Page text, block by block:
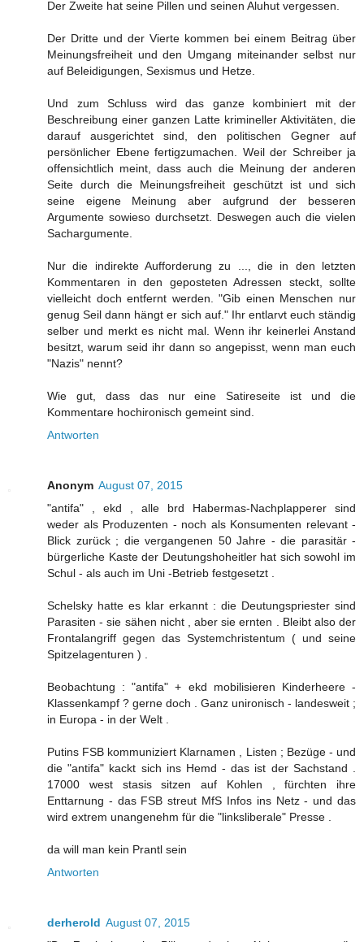
Der Zweite hat seine Pillen und seinen Aluhut vergessen.
Der Dritte und der Vierte kommen bei einem Beitrag über
Meinungsfreiheit und den Umgang miteinander selbst nur
auf Beleidigungen, Sexismus und Hetze.
Und zum Schluss wird das ganze kombiniert mit der
Beschreibung einer ganzen Latte krimineller Aktivitäten, die
darauf ausgerichtet sind, den politischen Gegner auf
persönlicher Ebene fertigzumachen. Weil der Schreiber ja
offensichtlich meint, dass auch die Meinung der anderen
Seite durch die Meinungsfreiheit geschützt ist und sich
seine eigene Meinung aber aufgrund der besseren
Argumente sowieso durchsetzt. Deswegen auch die vielen
Sachargumente.
Nur die indirekte Aufforderung zu ..., die in den letzten
Kommentaren in den geposteten Adressen steckt, sollte
vielleicht doch entfernt werden. "Gib einen Menschen nur
genug Seil dann hängt er sich auf." Ihr entlarvt euch ständig
selber und merkt es nicht mal. Wenn ihr keinerlei Anstand
besitzt, warum seid ihr dann so angepisst, wenn man euch
"Nazis" nennt?
Wie gut, dass das nur eine Satireseite ist und die
Kommentare hochironisch gemeint sind.
Antworten
Anonym August 07, 2015
"antifa" , ekd , alle brd Habermas-Nachplapperer sind
weder als Produzenten - noch als Konsumenten relevant -
Blick zurück ; die vergangenen 50 Jahre - die parasitär -
bürgerliche Kaste der Deutungshoheitler hat sich sowohl im
Schul - als auch im Uni -Betrieb festgesetzt .
Schelsky hatte es klar erkannt : die Deutungspriester sind
Parasiten - sie sähen nicht , aber sie ernten . Bleibt also der
Frontalangriff gegen das Systemchristentum ( und seine
Spitzelagenturen ) .
Beobachtung : "antifa" + ekd mobilisieren Kinderheere -
Klassenkampf ? gerne doch . Ganz unironisch - landesweit ;
in Europa - in der Welt .
Putins FSB kommuniziert Klarnamen , Listen ; Bezüge - und
die "antifa" kackt sich ins Hemd - das ist der Sachstand .
17000 west stasis sitzen auf Kohlen , fürchten ihre
Enttarnung - das FSB streut MfS Infos ins Netz - und das
wird extrem unangenehm für die "linksliberale" Presse .
da will man kein Prantl sein
Antworten
derherold August 07, 2015